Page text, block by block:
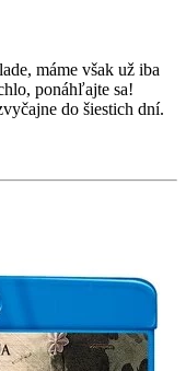
máme však už iba
ponáhľajte sa!
do šiestich dní.